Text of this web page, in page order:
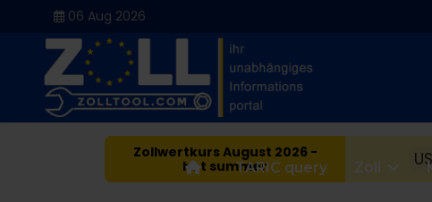
06 Aug 2026
HomeTARIC query Zoll
Zollwertkurs August 2026 -
hot summer